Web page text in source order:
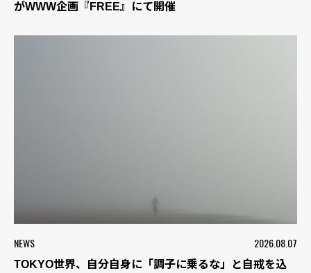
がWWW企画『FREE』にて開催
NEWS 2026.08.07
TOKYO世界、自分自身に「調子に乗るな」と自戒を込